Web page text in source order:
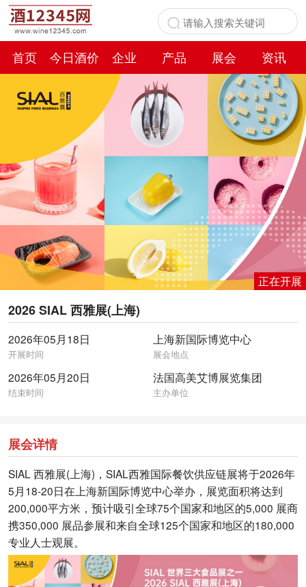
首页 今日酒价 企业 产品 展会
资讯
百科
正在开展
2026 SIAL 西雅展(上海)
2026年05月18日
开展时间
上海新国际博览中心
展会地点
2026年05月20日
结束时间
法国高美艾博展览集团
主办单位
展会详情
SIAL 西雅展(上海)，SIAL西雅国际餐饮供应链展将于2026年
5月18-20日在上海新国际博览中心举办，展览面积将达到
200,000平方米，预计吸引全球75个国家和地区的5,000 展商
携350,000 展品参展和来自全球125个国家和地区的180,000
专业人士观展。